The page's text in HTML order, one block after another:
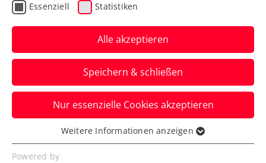
Upper Austria Ladies
Linz: Topgesetzte
Ostapenko eingetroffen
Indes sind Melanie Klaffner und Sinja
Kraus beim WTA-500-Turnier in
Oberösterreich im Doppel
ausgeschieden.
Essenziell Statistiken
Alle akzeptieren
Speichern & schließen
Nur essenzielle Cookies akzeptieren
Essenziell
Essenzielle Cookies werden für grundlegende
Weitere Informationen anzeigen
Powered by